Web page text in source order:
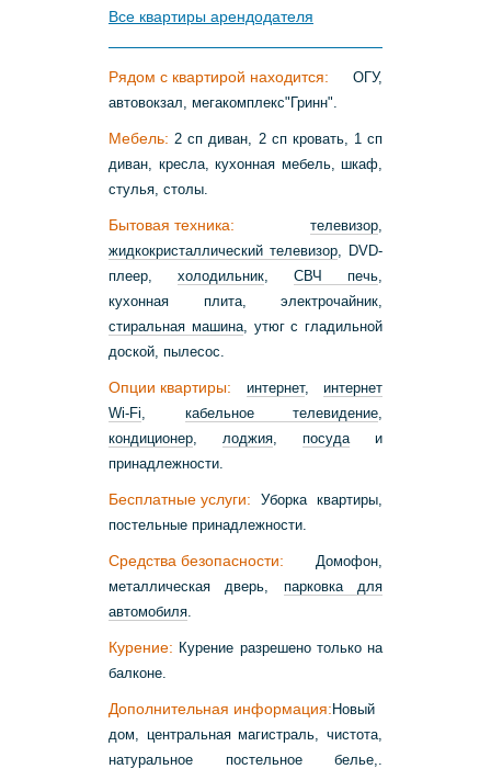
Все квартиры арендодателя
Рядом с квартирой находится: ОГУ,
автовокзал, мегакомплекс"Гринн".
Мебель: 2 сп диван, 2 сп кровать, 1 сп
диван, кресла, кухонная мебель, шкаф,
стулья, столы.
Бытовая техника: телевизор
жидкокристаллический телевизор , DVD-
плеер, холодильник СВЧ печь
кухонная плита, электрочайник,
стиральная машина, утюг с гладильной
доской, пылесос.
Опции квартиры: интернет, интернет
Wi-Fi
кабельное телевидение
кондиционер
лоджия посуда и
принадлежности.
Бесплатные услуги: Уборка квартиры,
постельные принадлежности.
Средства безопасности: Домофон,
металлическая дверь, парковка для
автомобиля
Курение: Курение разрешено только на
балконе.
Дополнительная информация:Новый
дом, центральная магистраль, чистота,
натуральное постельное белье,.